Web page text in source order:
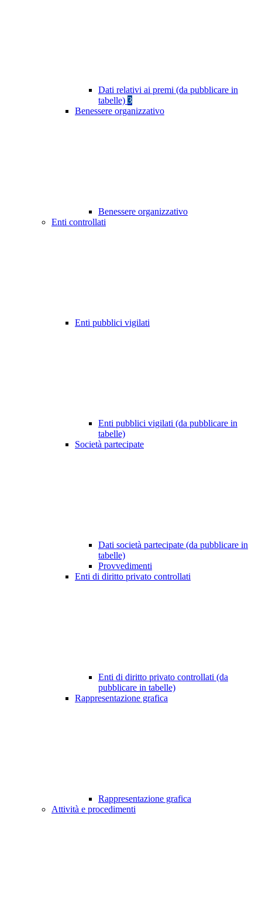
Dati relativi ai premi (da pubblicare in
tabelle) 3
Benessere organizzativo
Benessere organizzativo
Enti controllati
Enti pubblici vigilati
Enti pubblici vigilati (da pubblicare in
tabelle)
Società partecipate
Dati società partecipate (da pubblicare in
tabelle)
Provvedimenti
Enti di diritto privato controllati
Enti di diritto privato controllati (da
pubblicare in tabelle)
Rappresentazione grafica
Rappresentazione grafica
Attività e procedimenti